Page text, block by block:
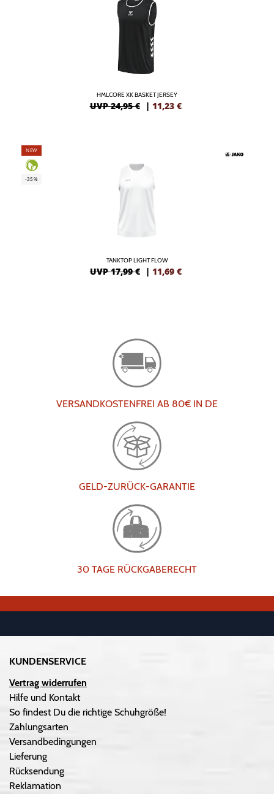
HMLCORE XK BASKET JERSEY
UVP 24,95 € | 11,23 €
NEW
-35%
TANKTOP LIGHT FLOW
UVP 17,99 € | 11,69 €
VERSANDKOSTENFREI AB 80€ IN DE
GELD-ZURÜCK-GARANTIE
30 TAGE RÜCKGABERECHT
KUNDENSERVICE
Vertrag widerrufen
Hilfe und Kontakt
So findest Du die richtige Schuhgröße!
Zahlungsarten
Versandbedingungen
Lieferung
Rücksendung
Reklamation